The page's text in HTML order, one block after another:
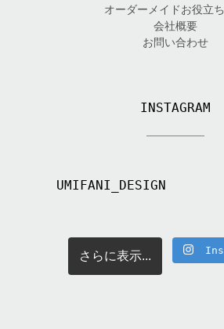
オーダーメイドお役立
会社概要
お問い合わせ
INSTAGRAM
UMIFANI_DESIGN
さらに表示...